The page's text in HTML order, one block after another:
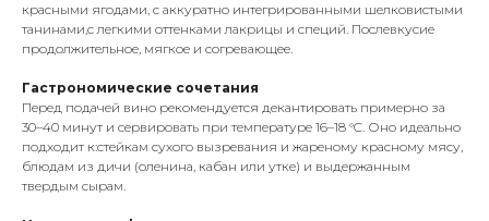
красными ягодами, с аккуратно интегрированными шелковистыми
танинами,с легкими оттенками лакрицы и специй. Послевкусие
продолжительное, мягкое и согревающее.
Гастрономические сочетания
Перед подачей вино рекомендуется декантировать примерно за
30–40 минут и сервировать при температуре 16–18 °C. Оно идеально
подходит к:стейкам сухого вызревания и жареному красному мясу,
блюдам из дичи (оленина, кабан или утке) и выдержанным
твердым сырам.